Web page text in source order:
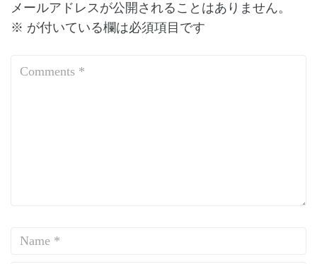
メールアドレスが公開されることはありません。
※ が付いている欄は必須項目です